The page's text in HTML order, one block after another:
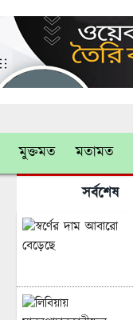
মুক্তমত মতামত
সর্বশেষ